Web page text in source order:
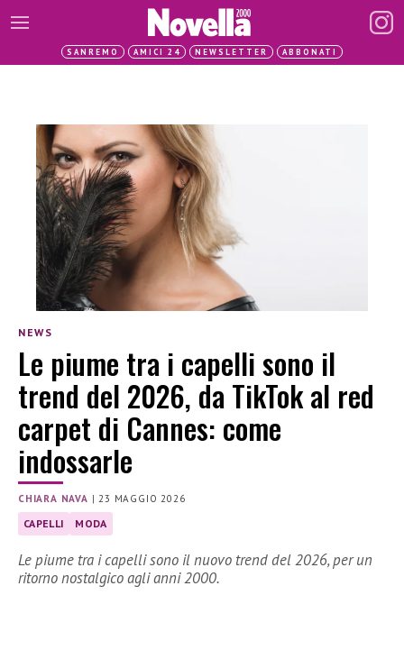
SANREMO AMICI 24 NEWSLETTER ABBONATI
NEWS
Le piume tra i capelli sono il
trend del 2026, da TikTok al red
carpet di Cannes: come
indossarle
CHIARA NAVA |23 MAGGIO 2026
CAPELLI MODA
Le piume tra i capelli sono il nuovo trend del 2026, per un
ritorno nostalgico agli anni 2000.